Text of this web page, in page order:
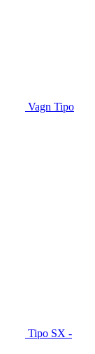
Vagn Tipo
Tipo SX -